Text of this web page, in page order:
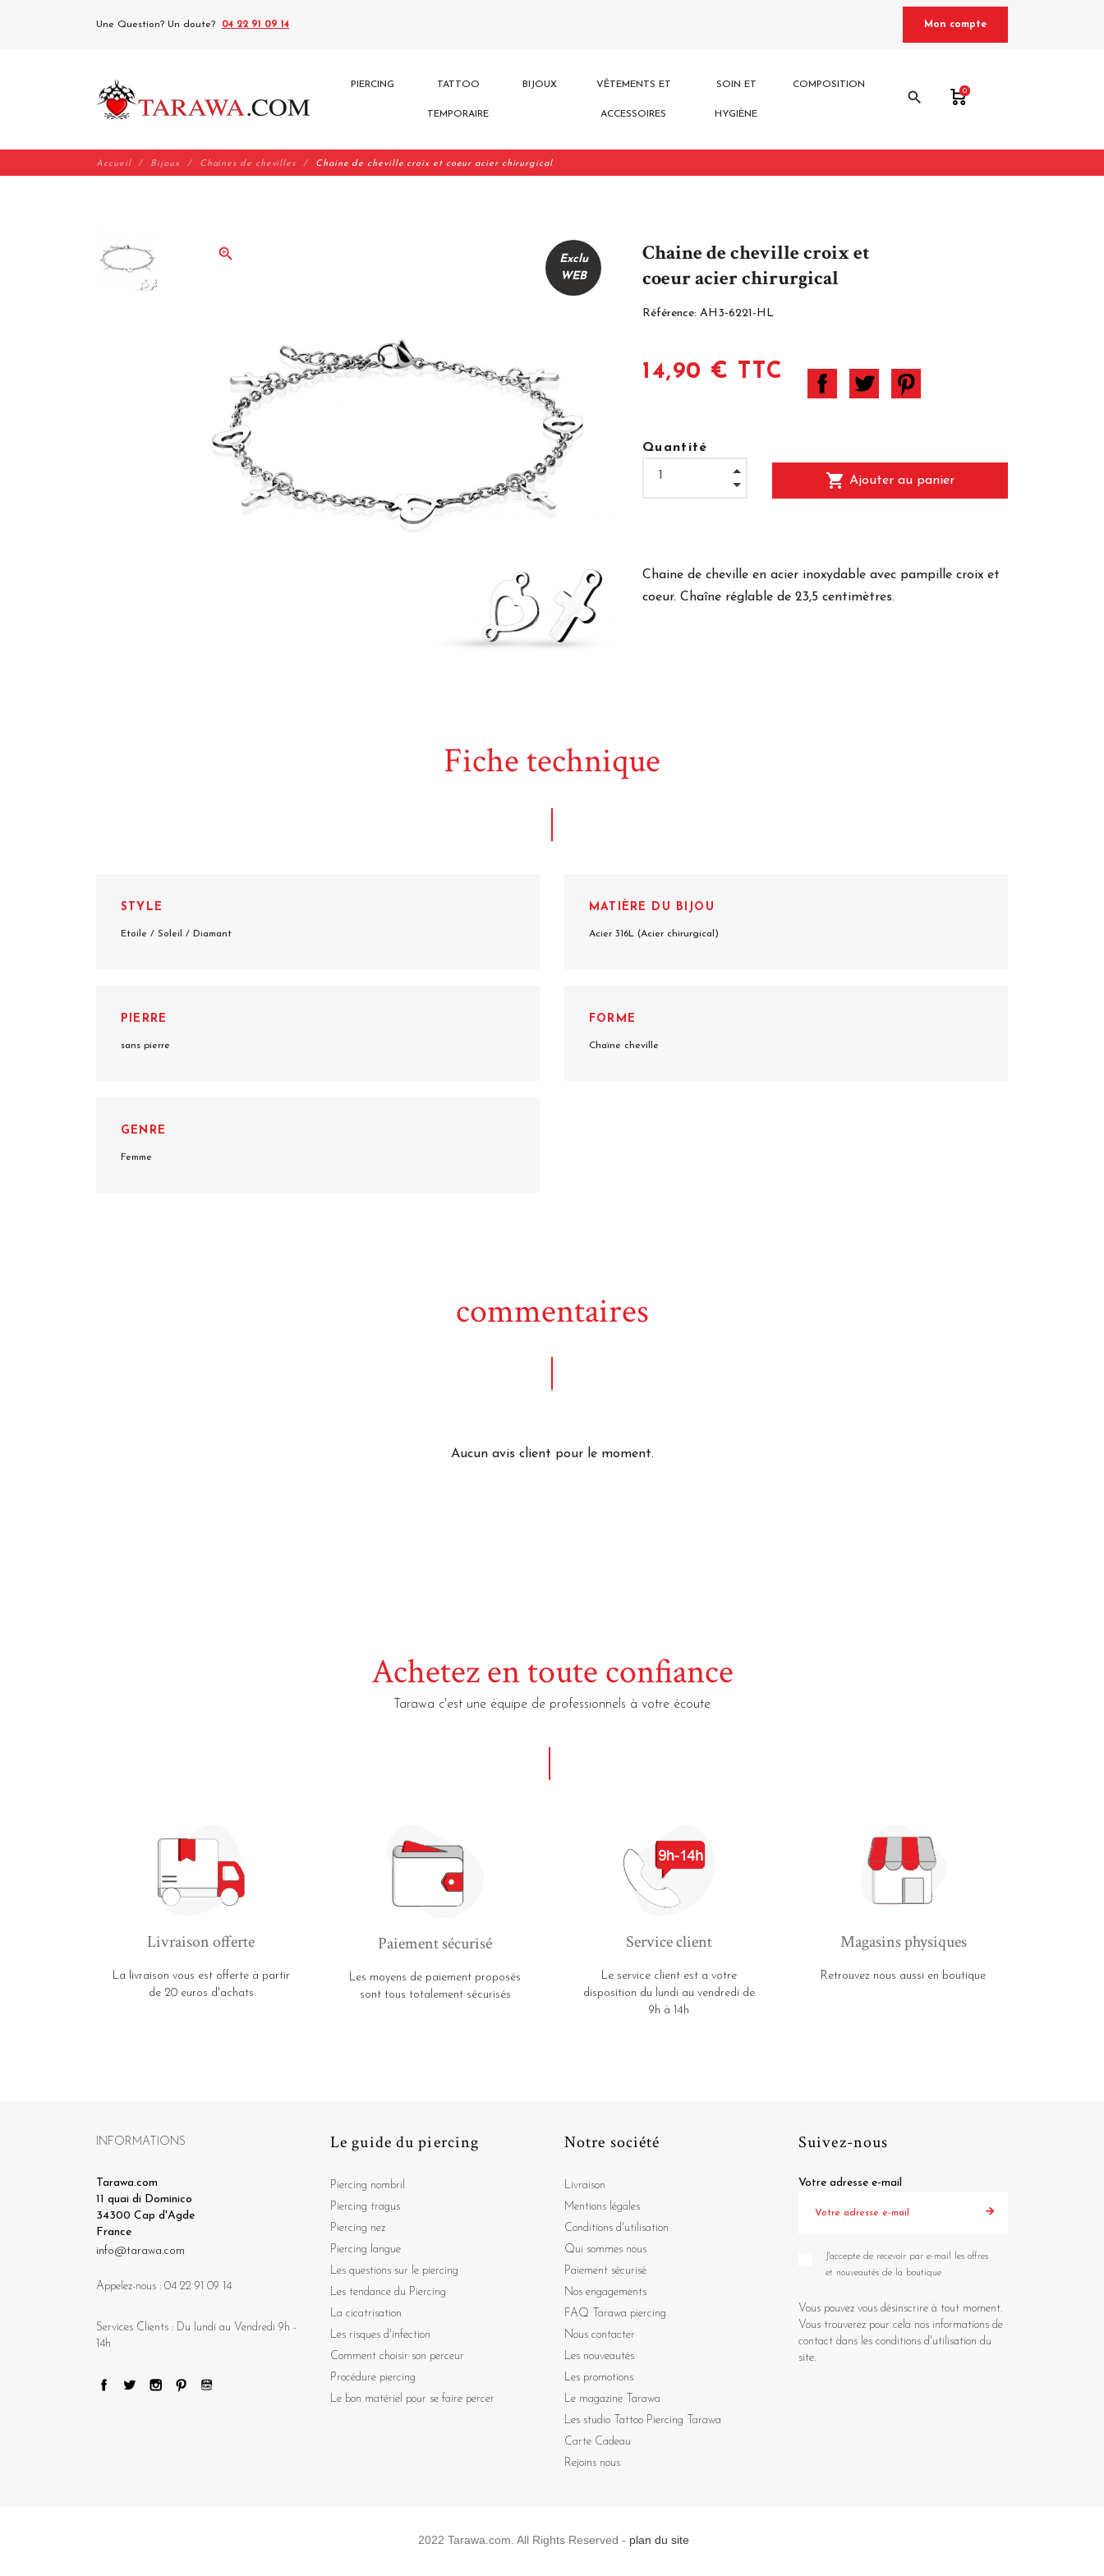
Une Question? Un doute? 04 22 91 09 14 Mon compte
PIERCING TATTOO
TEMPORAIRE
BIJOUX VÊTEMENTS ET
ACCESSOIRES
SOIN ET
HYGIÈNE
COMPOSITION
search 0
Accueil Bijoux Chaines de chevilles Chaine de cheville croix et coeur acier chirurgical
zoom_in
Exclu
WEB
Chaine de cheville croix et
coeur acier chirurgical
Référence: AH3-6221-HL
14,90 € TTC
Quantité
shopping_cart Ajouter au panier
Chaine de cheville en acier inoxydable avec pampille croix et
coeur. Chaîne réglable de 23,5 centimètres.
Fiche technique
STYLE
Etoile / Soleil / Diamant
MATIÈRE DU BIJOU
Acier 316L (Acier chirurgical)
PIERRE
sans pierre
FORME
Chaïne cheville
GENRE
Femme
commentaires
Aucun avis client pour le moment.
Achetez en toute confiance
Tarawa c'est une équipe de professionnels à votre écoute
Livraison offerte
La livraison vous est offerte à partir
de 20 euros d'achats
Paiement sécurisé
Les moyens de paiement proposés
sont tous totalement sécurisés
Service client
Le service client est a votre
disposition du lundi au vendredi de
9h à 14h
Magasins physiques
Retrouvez nous aussi en boutique
INFORMATIONS
Tarawa.com
11 quai di Dominico
34300 Cap d'Agde
France
info@tarawa.com
Appelez-nous : 04 22 91 09 14
Services Clients : Du lundi au Vendredi 9h -
14h
Le guide du piercing
Piercing nombril
Piercing tragus
Piercing nez
Piercing langue
Les questions sur le piercing
Les tendance du Piercing
La cicatrisation
Les risques d'infection
Comment choisir son perceur
Procédure piercing
Le bon matériel pour se faire percer
Notre société
Livraison
Mentions légales
Conditions d'utilisation
Qui sommes nous
Paiement sécurisé
Nos engagements
FAQ Tarawa piercing
Nous contacter
Les nouveautés
Les promotions
Le magazine Tarawa
Les studio Tattoo Piercing Tarawa
Carte Cadeau
Rejoins nous
Suivez-nous
Votre adresse e-mail
J'accepte de recevoir par e-mail les offres
et nouveautés de la boutique
Vous pouvez vous désinscrire à tout moment.
Vous trouverez pour cela nos informations de
contact dans les conditions d'utilisation du
site.
2022 Tarawa.com. All Rights Reserved - plan du site